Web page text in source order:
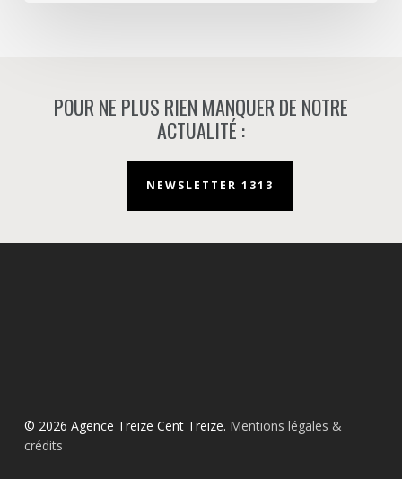
POUR NE PLUS RIEN MANQUER DE NOTRE
ACTUALITÉ :
NEWSLETTER 1313
© 2026 Agence Treize Cent Treize. Mentions légales &
crédits